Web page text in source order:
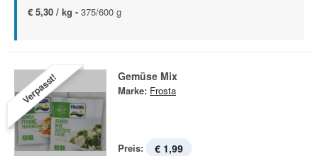
€ 5,30 / kg - 375/600 g
Verpasst! Gemüse Mix
Marke: Frosta
Preis: € 1,99